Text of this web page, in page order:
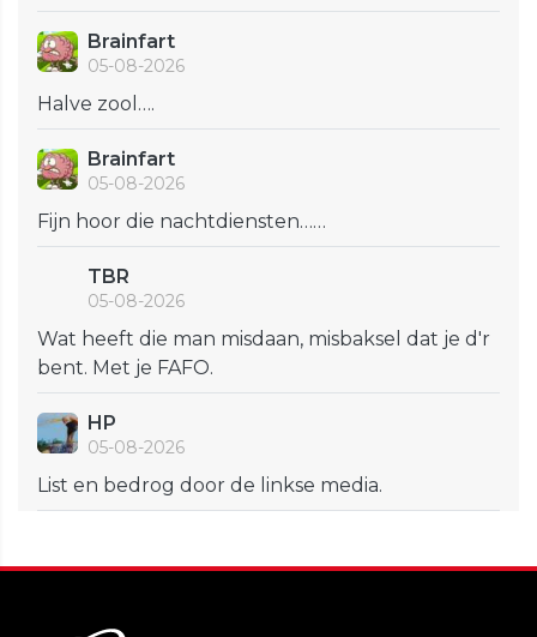
Brainfart
05-08-2026
Halve zool….
Brainfart
05-08-2026
Fijn hoor die nachtdiensten……
TBR
05-08-2026
Wat heeft die man misdaan, misbaksel dat je d'r
bent. Met je FAFO.
HP
05-08-2026
List en bedrog door de linkse media.